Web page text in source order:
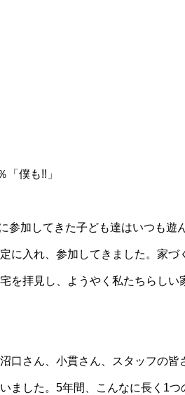
「僕も!!」
参加してきた子ども達はいつも遊
に入れ、参加してきました。家づ
を拝見し、ようやく私たちらしい
口さん、小貫さん、スタッフの皆
ました。5年間、こんなに長く1